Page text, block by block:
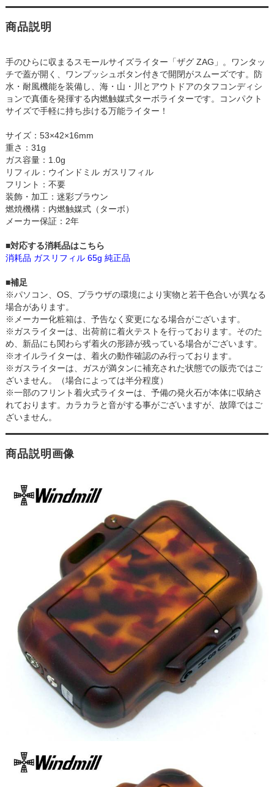
商品説明
手のひらに収まるスモールサイズライター「ザグ ZAG」。ワンタッ
チで蓋が開く、ワンプッシュボタン付きで開閉がスムーズです。防
水・耐風機能を装備し、海・山・川とアウトドアのタフコンディシ
ョンで真価を発揮する内燃触媒式ターボライターです。コンパクト
サイズで手軽に持ち歩ける万能ライター！
サイズ：53×42×16mm
重さ：31g
ガス容量：1.0g
リフィル：ウインドミル ガスリフィル
フリント：不要
装飾・加工：迷彩ブラウン
燃焼機構：内燃触媒式（ターボ）
メーカー保証：2年
■対応する消耗品はこちら
消耗品 ガスリフィル 65g 純正品
■補足
※パソコン、OS、プラウザの環境により実物と若干色合いが異なる
場合があります。
※メーカー化粧箱は、予告なく変更になる場合がございます。
※ガスライターは、出荷前に着火テストを行っております。そのた
め、新品にも関わらず着火の形跡が残っている場合がございます。
※オイルライターは、着火の動作確認のみ行っております。
※ガスライターは、ガスが満タンに補充された状態での販売ではご
ざいません。（場合によっては半分程度）
※一部のフリント着火式ライターは、予備の発火石が本体に収納さ
れております。カラカラと音がする事がございますが、故障ではご
ざいません。
商品説明画像